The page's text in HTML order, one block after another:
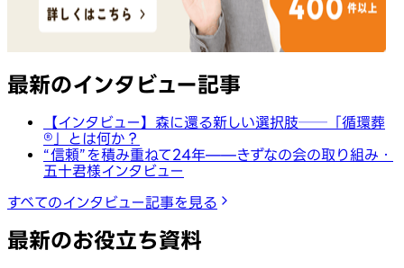
最新のインタビュー記事
【インタビュー】森に還る新しい選択肢──「循環葬
®︎」とは何か？
“信頼”を積み重ねて24年——きずなの会の取り組み・
五十君様インタビュー
すべてのインタビュー記事を見る
最新のお役立ち資料